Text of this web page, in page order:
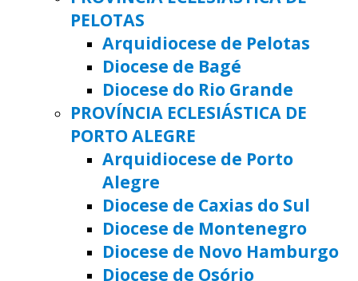
PELOTAS
Arquidiocese de Pelotas
Diocese de Bagé
Diocese do Rio Grande
PROVÍNCIA ECLESIÁSTICA DE
PORTO ALEGRE
Arquidiocese de Porto
Alegre
Diocese de Caxias do Sul
Diocese de Montenegro
Diocese de Novo Hamburgo
Diocese de Osório